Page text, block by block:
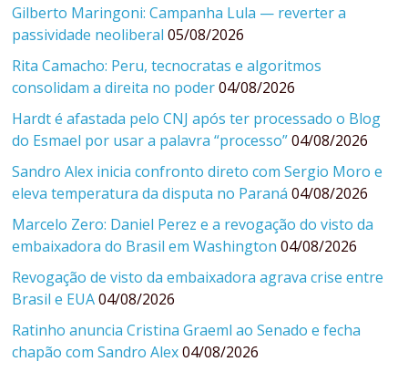
Gilberto Maringoni: Campanha Lula — reverter a
passividade neoliberal 05/08/2026
Rita Camacho: Peru, tecnocratas e algoritmos
consolidam a direita no poder 04/08/2026
Hardt é afastada pelo CNJ após ter processado o Blog
do Esmael por usar a palavra “processo” 04/08/2026
Sandro Alex inicia confronto direto com Sergio Moro e
eleva temperatura da disputa no Paraná 04/08/2026
Marcelo Zero: Daniel Perez e a revogação do visto da
embaixadora do Brasil em Washington 04/08/2026
Revogação de visto da embaixadora agrava crise entre
Brasil e EUA 04/08/2026
Ratinho anuncia Cristina Graeml ao Senado e fecha
chapão com Sandro Alex 04/08/2026